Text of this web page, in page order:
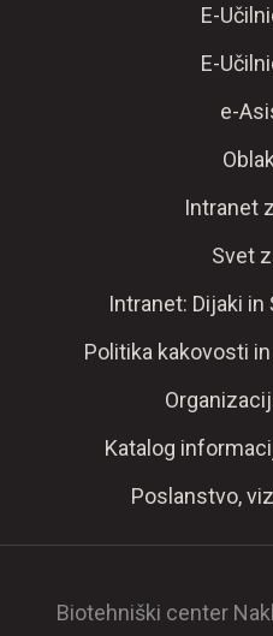
E-
E-
e-
Intranet
Svet
Intranet: Dijaki
Politika kakovosti
Katalog
Poslanstvo,
Biotehniški center